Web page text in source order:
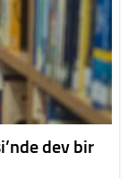
dev bir